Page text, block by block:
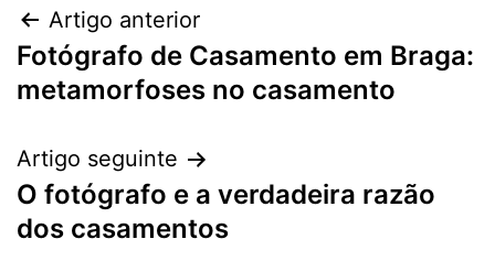
Navegação
de
Artigo anterior
Fotógrafo de Casamento em Braga:
metamorfoses no casamento
Artigo seguinte
O fotógrafo e a verdadeira razão
dos casamentos